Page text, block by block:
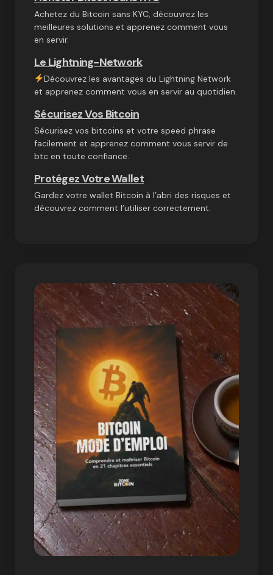
Achetez du Bitcoin sans KYC, découvrez les
meilleures solutions et apprenez comment vous
en servir.
Le Lightning-Network
Découvrez les avantages du Lightning Network
et apprenez comment vous en servir au quotidien.
Sécurisez Vos Bitcoin
Sécurisez vos bitcoins et votre speed phrase
facilement et apprenez comment vous servir de
btc en toute confiance.
Protégez Votre Wallet
Gardez votre wallet Bitcoin à l’abri des risques et
découvrez comment l’utiliser correctement.